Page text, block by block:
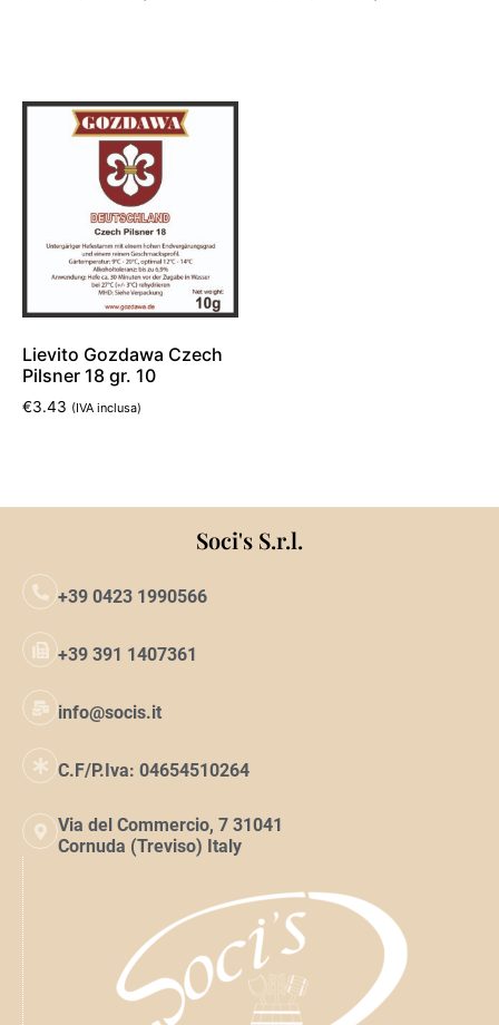
Lievito Gozdawa Czech
Pilsner 18 gr. 10
€3.43 (IVA inclusa)
Soci's S.r.l.
+39 0423 1990566
+39 391 1407361
info@socis.it
C.F/P.Iva: 04654510264
Via del Commercio, 7 31041
Cornuda (Treviso) Italy